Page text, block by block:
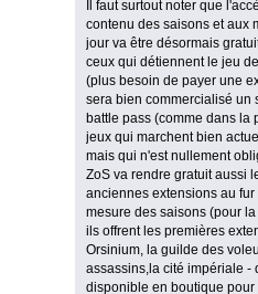
Il faut surtout noter que
contenu des saisons et aux
jour va être désormais
ceux qui détiennent le jeu
(plus besoin de payer une
sera bien commercialisé un
battle pass (comme dans la
jeux qui marchent bien
mais qui n'est nullement
ZoS va rendre gratuit aussi
anciennes extensions au fur
mesure des saisons (pour
ils offrent les premières
Orsinium, la guilde des
assassins,la cité impériale -
disponible en boutique pour